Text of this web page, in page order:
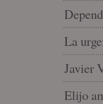
La
Javier
Elijo